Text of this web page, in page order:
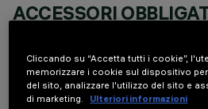
ACCESSORI
È necessario ordinare uno degli accessori obbligatori
Cliccando su “Accetta tutti i cookie”,
memorizzare i cookie sul dispositivo
del sito, analizzare l'utilizzo del sito e
di marketing.
Ulteriori informazioni